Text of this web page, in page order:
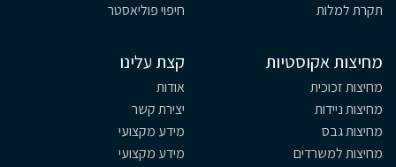
תקרת למלות
חיפוי פוליאסטר
מחיצות אקוסטיות
מחיצות זכוכית
מחיצות ניידות
מחיצות גבס
מחיצות למשרדים
קצת עלינו
אודות
יצירת קשר
מידע מקצועי
מידע מקצועי